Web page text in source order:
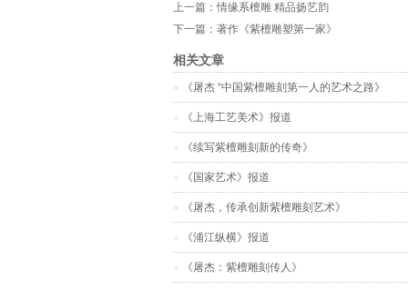
上一篇： 情缘系檀雕 精品扬艺韵
下一篇： 著作《紫檀雕塑第一家》
相关文章
《屠杰 “中国紫檀雕刻第一人的艺术之路》
《上海工艺美术》报道
《续写紫檀雕刻新的传奇》
《国家艺术》报道
《屠杰，传承创新紫檀雕刻艺术》
《浦江纵横》报道
《屠杰：紫檀雕刻传人》